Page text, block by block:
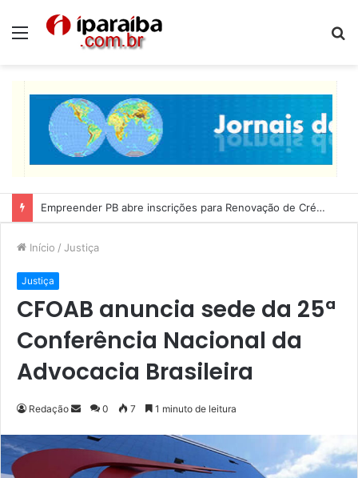
Menu
Empreender PB abre inscrições para Renovação de Crédito
Início / Justiça
Justiça
CFOAB anuncia sede da 25ª
Conferência Nacional da
Advocacia Brasileira
Redação
n
d
0 7 1 minuto de leitura